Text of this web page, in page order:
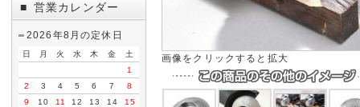
■ 営業カレンダー
2026年8月の定休日
日 月 火 水 木 金
土
1
2
3 4 5 6 7
8
9
10 11 12 13 14
15
画像をクリックすると拡大